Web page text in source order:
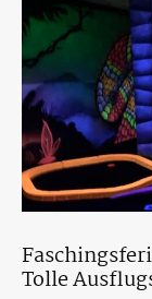
Tolle